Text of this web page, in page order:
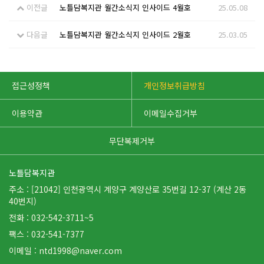
이전글 노틀담복지관 월간소식지 인사이드 4월호 25.05.08
다음글 노틀담복지관 월간소식지 인사이드 2월호 25.03.05
접근성정책 개인정보취급방침
이용약관 이메일수집거부
무단복제거부
노틀담복지관
주소 : [21042] 인천광역시 계양구 계양산로 35번길 12-37 (계산 2동
40번지)
전화 : 032-542-3711~5
팩스 : 032-541-7377
이메일 : ntd1998@naver.com